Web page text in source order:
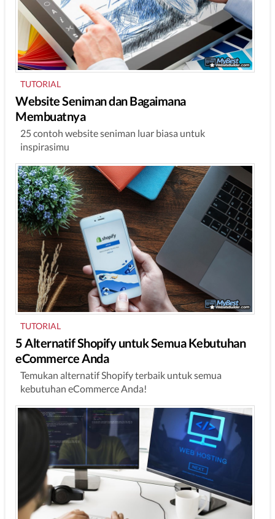
TUTORIAL
Website Seniman dan Bagaimana
Membuatnya
25 contoh website seniman luar biasa untuk
inspirasimu
TUTORIAL
5 Alternatif Shopify untuk Semua Kebutuhan
eCommerce Anda
Temukan alternatif Shopify terbaik untuk semua
kebutuhan eCommerce Anda!